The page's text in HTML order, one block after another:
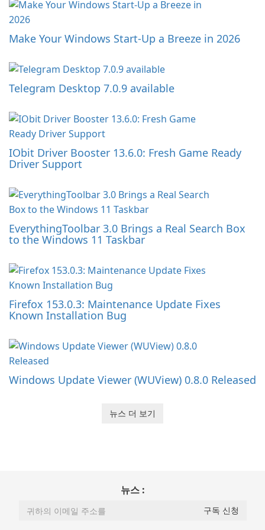
Make Your Windows Start-Up a Breeze in 2026
Telegram Desktop 7.0.9 available
IObit Driver Booster 13.6.0: Fresh Game Ready
Driver Support
EverythingToolbar 3.0 Brings a Real Search Box
to the Windows 11 Taskbar
Firefox 153.0.3: Maintenance Update Fixes
Known Installation Bug
Windows Update Viewer (WUView) 0.8.0 Released
뉴스 더 보기
뉴스 :